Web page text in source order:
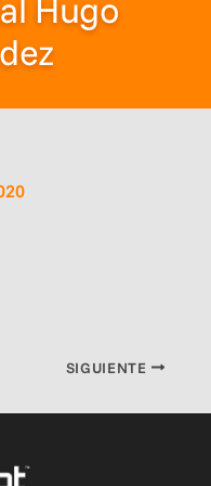
Hugo
SIGUIENTE